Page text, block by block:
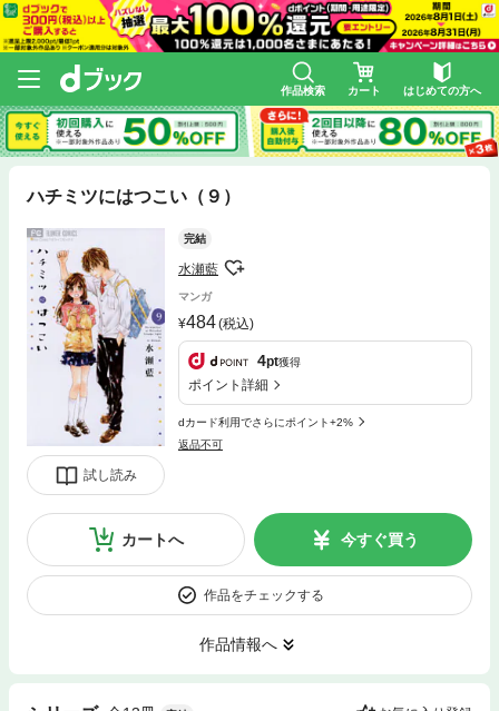
作品検索 カート はじめての方へ
ハチミツにはつこい（９）
試し読み
完結
水瀬藍
マンガ
484(税込)
4pt獲得
ポイント詳細
dカード利用でさらにポイント+2%
返品不可
カートへ 今すぐ買う
作品をチェックする
作品情報へ